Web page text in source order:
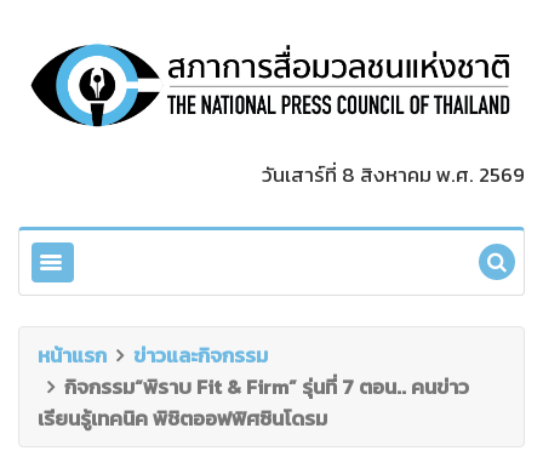
วันเสาร์ที่ 8 สิงหาคม พ.ศ. 2569
หน้าแรก
ข่าวและกิจกรรม
กิจกรรม“พิราบ Fit & Firm” รุ่นที่ 7 ตอน.. คนข่าว
เรียนรู้เทคนิค พิชิตออฟฟิศซินโดรม